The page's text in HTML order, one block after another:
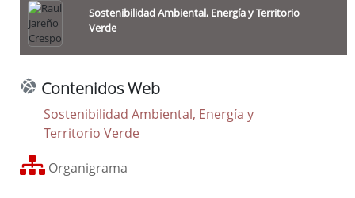
Desarrollo Rural, Reto Demográfico y Turismo
Economía Sostenible, Contratación Estratégica y Patrimonio
Empleados Públicos, Seguridad y Salud en el Trabajo
Identidad Cultural, Deporte y Juventud, Bienestar Social y
Cooperación Internacional
Igualdad
Infraestructuras, Movilidad y Ordenación del Territorio
Innovación y Administración Digital
Sostenibilidad Ambiental, Energía y Territorio
Verde
Contenidos Web
Sostenibilidad Ambiental, Energía y
Territorio Verde
Organigrama